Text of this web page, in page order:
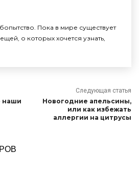
Пока в мире существует
о которых хочется узнать,
наши
Следующая статья
Новогодние апельсины,
или как избежать
аллергии на цитрусы